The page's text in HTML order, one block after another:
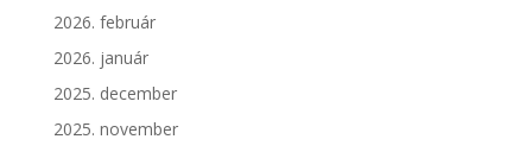
2026. február
2026. január
2025. december
2025. november